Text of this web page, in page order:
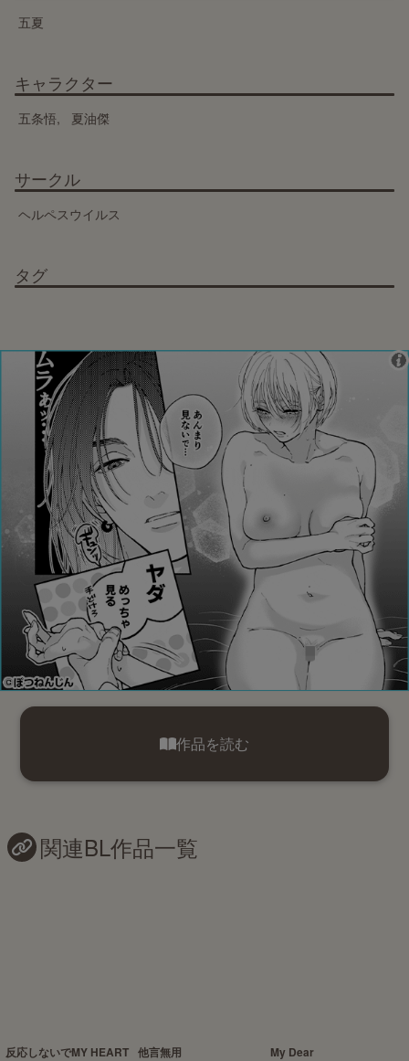
五夏
キャラクター
五条悟 夏油傑
サークル
ヘルペスウイルス
タグ
作品を読む
関連BL作品一覧
反応しないでMY HEART 他言無用 My Dear